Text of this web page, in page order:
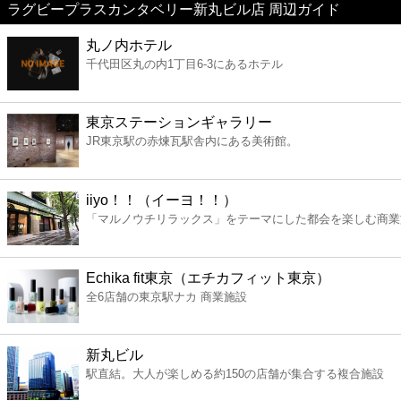
美容
コンビニ
薬局
スーパー
エンタメ
レジャー
書店
ファミレス
ラグビープラスカンタベリー新丸ビル店 周辺ガイド
丸ノ内ホテル
千代田区丸の内1丁目6-3にあるホテル
東京ステーションギャラリー
JR東京駅の赤煉瓦駅舎内にある美術館。
iiyo！！（イーヨ！！）
「マルノウチリラックス」をテーマにした都会を楽しむ商
Echika fit東京（エチカフィット東京）
全6店舗の東京駅ナカ 商業施設
新丸ビル
駅直結。大人が楽しめる約150の店舗が集合する複合施設